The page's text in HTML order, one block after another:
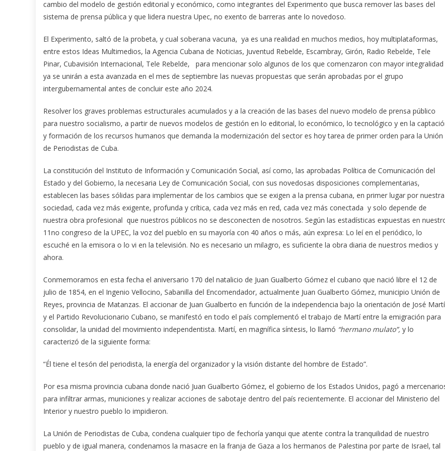
cambio del modelo de gestión editorial y económico, como integrantes del Experimento que busca remover las bases del
sistema de prensa pública y que lidera nuestra Upec, no exento de barreras ante lo novedoso.
El Experimento, saltó de la probeta, y cual soberana vacuna, ya es una realidad en muchos medios, hoy multiplataformas,
entre estos Ideas Multimedios, la Agencia Cubana de Noticias, Juventud Rebelde, Escambray, Girón, Radio Rebelde, Tele
Pinar, Cubavisión Internacional, Tele Rebelde, para mencionar solo algunos de los que comenzaron con mayor integralidad
ya se unirán a esta avanzada en el mes de septiembre las nuevas propuestas que serán aprobadas por el grupo
intergubernamental antes de concluir este año 2024.
Resolver los graves problemas estructurales acumulados y a la creación de las bases del nuevo modelo de prensa público
para nuestro socialismo, a partir de nuevos modelos de gestión en lo editorial, lo económico, lo tecnológico y en la
y formación de los recursos humanos que demanda la modernización del sector es hoy tarea de primer orden para la Unión
de Periodistas de Cuba.
La constitución del Instituto de Información y Comunicación Social, así como, las aprobadas Política de Comunicación del
Estado y del Gobierno, la necesaria Ley de Comunicación Social, con sus novedosas disposiciones complementarias,
establecen las bases sólidas para implementar de los cambios que se exigen a la prensa cubana, en primer lugar por nuestra
sociedad, cada vez más exigente, profunda y crítica, cada vez más en red, cada vez más conectada y solo depende de
nuestra obra profesional que nuestros públicos no se desconecten de nosotros. Según las estadísticas expuestas en
11no congreso de la UPEC, la voz del pueblo en su mayoría con 40 años o más, aún expresa: Lo leí en el periódico, lo
escuché en la emisora o lo vi en la televisión. No es necesario un milagro, es suficiente la obra diaria de nuestros medios y
ahora.
Conmemoramos en esta fecha el aniversario 170 del natalicio de Juan Gualberto Gómez el cubano que nació libre el 12 de
julio de 1854, en el Ingenio Vellocino, Sabanilla del Encomendador, actualmente Juan Gualberto Gómez, municipio Unión de
Reyes, provincia de Matanzas. El accionar de Juan Gualberto en función de la independencia bajo la orientación de José Martí
y el Partido Revolucionario Cubano, se manifestó en todo el país complementó el trabajo de Martí entre la emigración para
consolidar, la unidad del movimiento independentista. Martí, en magnífica síntesis, lo llamó “hermano mulato”, y lo
caracterizó de la siguiente forma:
“Él tiene el tesón del periodista, la energía del organizador y la visión distante del hombre de Estado”.
Por esa misma provincia cubana donde nació Juan Gualberto Gómez, el gobierno de los Estados Unidos, pagó a
para infiltrar armas, municiones y realizar acciones de sabotaje dentro del país recientemente. El accionar del Ministerio del
Interior y nuestro pueblo lo impidieron.
La Unión de Periodistas de Cuba, condena cualquier tipo de fechoría yanqui que atente contra la tranquilidad de nuestro
pueblo y de igual manera, condenamos la masacre en la franja de Gaza a los hermanos de Palestina por parte de Israel, tal